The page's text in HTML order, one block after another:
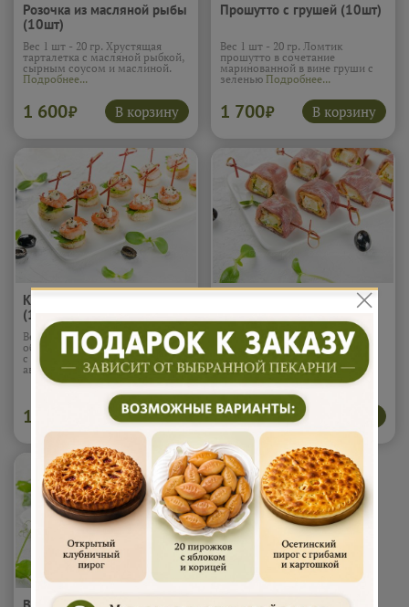
Розочка из масляной рыбы
(10шт)
Вес 1 шт - 20 гр. Хрустящая
тарталетка с масляной рыбкой,
сырным соусом и маслиной.
Подробнее...
1 600₽ В корзину
Прошутто с грушей (10шт)
Вес 1 шт - 20 гр. Ломтик
прошутто в сочетание
маринованной в вине груши с
зеленью Подробнее...
1 700₽ В корзину
Креветка с гуакомоле
(10шт)
Вес 1 шт - 20 гр. Канапе из
обжаренной тигровой креветки
с соусом гуакомоле из спелого
авокадо на тостеПодробнее...
1 800 В корзину
Парма с сыром (10шт)
Вес 1 шт - 20 гр. Ролл из
пармской ветчины,
фаршированный сыром
«Моцарелла» и «Чеддер» с
запечёнными баклажанами.
Подробнее...
1 800₽